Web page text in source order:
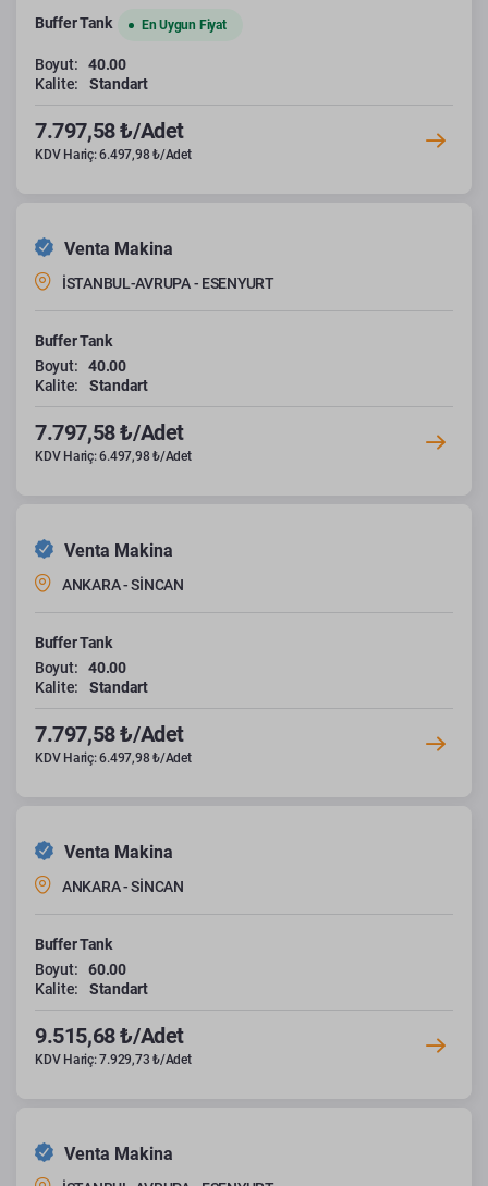
Buffer Tank En Uygun Fiyat
Boyut:
40.00
Kalite:
Standart
7.797,58 ₺/Adet
KDV Hariç: 6.497,98 ₺/Adet
Venta Makina
İSTANBUL-AVRUPA - ESENYURT
Buffer Tank
Boyut:
40.00
Kalite:
Standart
7.797,58 ₺/Adet
KDV Hariç: 6.497,98 ₺/Adet
Venta Makina
ANKARA - SİNCAN
Buffer Tank
Boyut:
40.00
Kalite:
Standart
7.797,58 ₺/Adet
KDV Hariç: 6.497,98 ₺/Adet
Venta Makina
ANKARA - SİNCAN
Buffer Tank
Boyut:
60.00
Kalite:
Standart
9.515,68 ₺/Adet
KDV Hariç: 7.929,73 ₺/Adet
Venta Makina